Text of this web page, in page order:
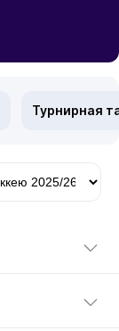
Турнирная